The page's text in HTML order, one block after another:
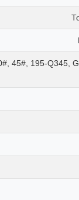
45#, 195-Q345,